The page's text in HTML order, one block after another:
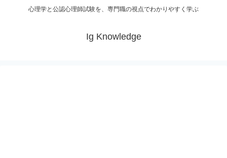
心理学と公認心理師試験を、専門職の視点でわかりやすく学ぶ
Ig Knowledge